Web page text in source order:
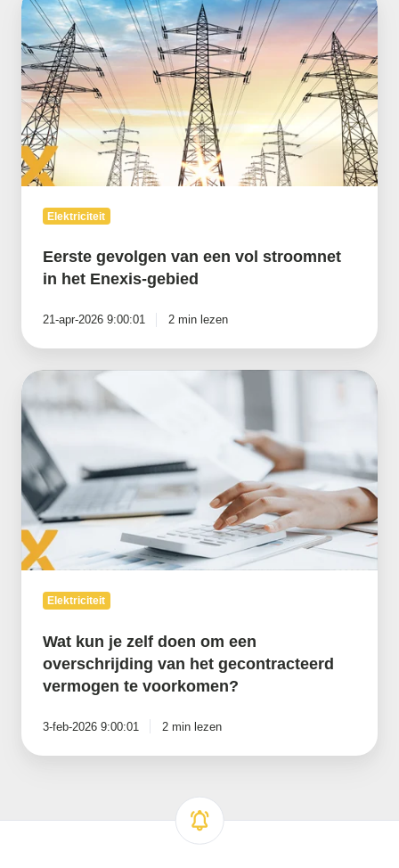
gevolgen
van
een
vol
stroomnet
in
het
Enexis-
gebied
Elektriciteit
Eerste gevolgen van een vol stroomnet
in het Enexis-gebied
21-apr-2026 9:00:01 2 min lezen
Wat
kun
je
zelf
doen
om
een
overschrijding
van
het
gecontracteerd
vermogen
voorkomen?
Elektriciteit
Wat kun je zelf doen om een
overschrijding van het gecontracteerd
vermogen te voorkomen?
3-feb-2026 9:00:01 2 min lezen